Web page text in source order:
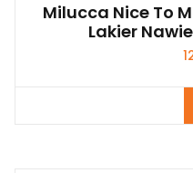
Milucca Nice To
Lakier